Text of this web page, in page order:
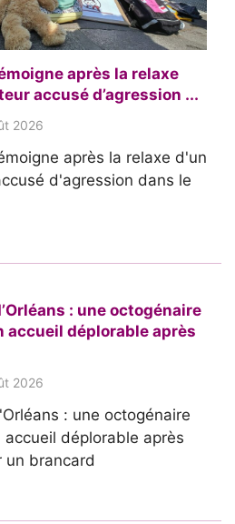
après la relaxe
accusé d’agression ...
2026
après la relaxe d'un
d'agression dans le
: une octogénaire
accueil déplorable après
2026
: une octogénaire
accueil déplorable après
un brancard